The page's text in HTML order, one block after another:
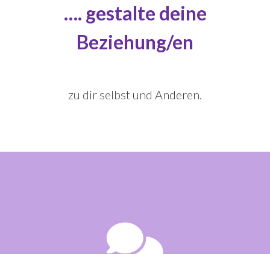
…. gestalte deine
Beziehung/en
zu dir selbst und Anderen.